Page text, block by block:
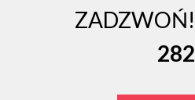
ZADZWOŃ!
282